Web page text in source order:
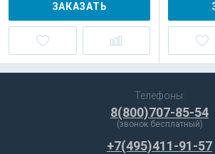
ЗАКАЗАТЬ
Телефоны:
8(800)707-85-54
(звонок бесплатный)
+7(495)411-91-57